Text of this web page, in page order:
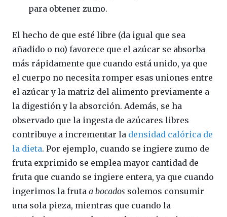
para obtener zumo.
El hecho de que esté libre (da igual que sea
añadido o no) favorece que el azúcar se absorba
más rápidamente que cuando está unido, ya que
el cuerpo no necesita romper esas uniones entre
el azúcar y la matriz del alimento previamente a
la digestión y la absorción. Además, se ha
observado que la ingesta de azúcares libres
contribuye a incrementar la densidad calórica de
la dieta. Por ejemplo, cuando se ingiere zumo de
fruta exprimido se emplea mayor cantidad de
fruta que cuando se ingiere entera, ya que cuando
ingerimos la fruta a bocados solemos consumir
una sola pieza, mientras que cuando la